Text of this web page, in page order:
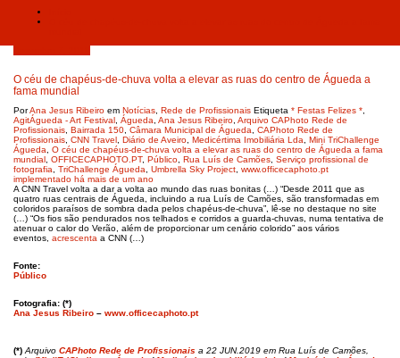
O céu de chapéus-de-chuva volta a elevar as ruas do centro de Águeda a
fama mundial
PorAna Jesus Ribeiro em Notícias Rede de Profissionais Etiqueta * Festas Felizes *
AgitÁgueda - Art Festival Águeda Ana Jesus Ribeiro Arquivo CAPhoto Rede de
Profissionais Bairrada 150 Câmara Municipal de Águeda
CAPhoto Rede de
Profissionais CNN Travel Diário de Aveiro Medicértima Imobiliária Lda
Mini TriChallenge
Águeda
O céu de chapéus-de-chuva volta a elevar as ruas do centro de Águeda a fama
mundial OFFICECAPHOTO.PT, Público Rua Luís de Camões Serviço profissional de
fotografia
TriChallenge Águeda Umbrella Sky Project www.officecaphoto.pt
implementado há mais de um ano
A CNN Travel volta a dar a volta ao mundo das ruas bonitas (…) “Desde 2011 que as
quatro ruas centrais de Águeda, incluindo a rua Luís de Camões, são transformadas em
coloridos paraísos de sombra dada pelos chapéus-de-chuva”, lê-se no destaque no site
(…) “Os fios são pendurados nos telhados e corridos a guarda-chuvas, numa tentativa de
atenuar o calor do Verão, além de proporcionar um cenário colorido” aos vários
eventos, acrescenta a CNN (…)
Fonte:
Público
Fotografia: (*)
Ana Jesus Ribeiro – www.officecaphoto.pt
(*) Arquivo CAPhoto Rede de Profissionais a 22 JUN.2019 em Rua Luís de Camões,